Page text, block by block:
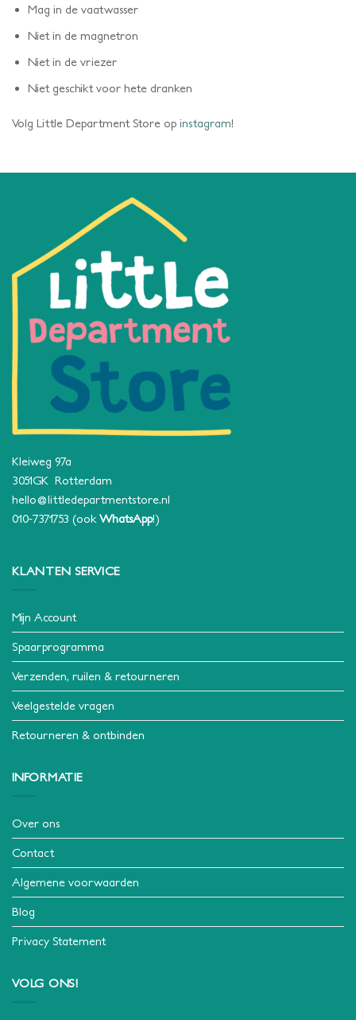
Mag in de vaatwasser
Niet in de magnetron
Niet in de vriezer
Niet geschikt voor hete dranken
Volg Little Department Store op instagram!
Kleiweg 97a
3051GK Rotterdam
hello@littledepartmentstore.nl
010-7371753 (ook WhatsApp!)
KLANTEN SERVICE
Mijn Account
Spaarprogramma
Verzenden, ruilen & retourneren
Veelgestelde vragen
Retourneren & ontbinden
INFORMATIE
Over ons
Contact
Algemene voorwaarden
Blog
Privacy Statement
VOLG ONS!